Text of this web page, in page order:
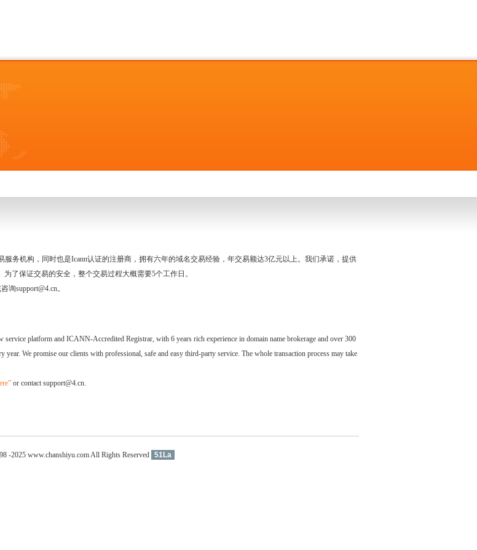
服务机构，同时也是Icann认证的注册商，拥有六年的域名交易经验，年交易额达3亿元以上。我们承诺，提供
了保证交易的安全，整个交易过程大概需要5个工作日。
询support@4.cn。
service platform and ICANN-Accredited Registrar, with 6 years rich experience in domain name brokerage and over 300
We promise our clients with professional, safe and easy third-party service. The whole transaction process may take
or contact support@4.cn.
-2025 www.chanshiyu.com All Rights Reserved 51La